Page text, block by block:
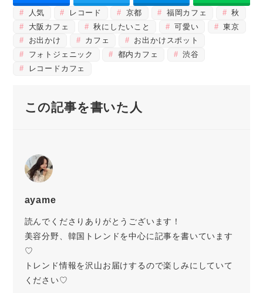
人気 レコード 京都 福岡カフェ
秋
大阪カフェ
秋にしたいこと 可愛い
東京
お出かけ
カフェ
お出かけスポット
フォトジェニック
都内カフェ
渋谷
レコードカフェ
この記事を書いた人
ayame
読んでくださりありがとうございます！
美容分野、韓国トレンドを中心に記事を書いています
♡
トレンド情報を沢山お届けするので楽しみにしていて
ください♡